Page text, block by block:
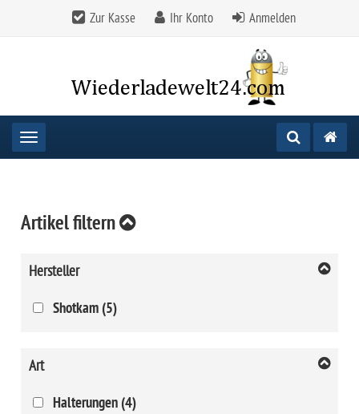
Zur Kasse Ihr Konto Anmelden
Toggle navigation
Artikel filtern
Hersteller
Shotkam (5)
Art
Halterungen (4)